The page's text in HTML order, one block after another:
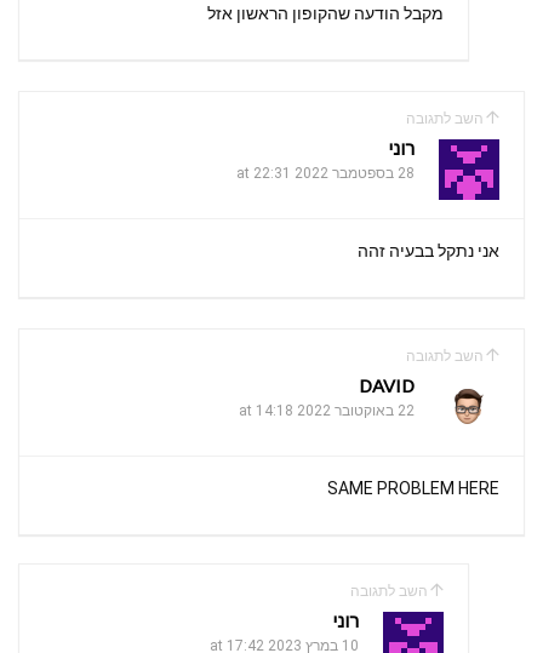
מקבל הודעה שהקופון הראשון אזל
השב לתגובה
רוני
28 בספטמבר 2022 at 22:31
אני נתקל בבעיה זהה
השב לתגובה
DAVID
22 באוקטובר 2022 at 14:18
SAME PROBLEM HERE
השב לתגובה
רוני
10 במרץ 2023 at 17:42